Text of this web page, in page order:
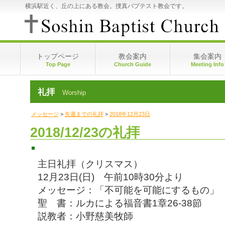
横浜駅近く、丘の上にある教会。捜真バプテスト教会です。
礼拝 Worship
メッセージ > 先週までの礼拝 > 2018年12月23日
2018/12/23の礼拝
主日礼拝（クリスマス）
12月23日(日) 午前10時30分より
メッセージ：「不可能を可能にするもの」
聖 書：ルカによる福音書1章26-38節
説教者：小野慈美牧師
トップページ
Top Page
教会案内
Church Guide
集会案内
Meeting Info
今週の礼拝